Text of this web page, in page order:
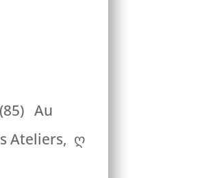
Au
Ateliers, ღ